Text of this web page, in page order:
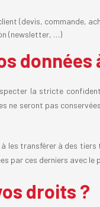
(devis, commande,
(newsletter, …)
la stricte
ne seront pas
les transférer à des
par ces derniers avec le
droits ?